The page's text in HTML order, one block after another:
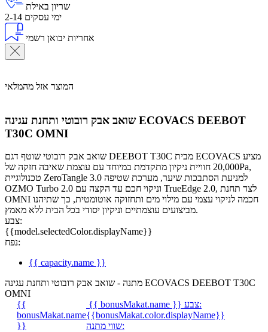
שריון באילת
2-14 ימי עסקים
אחריות יבואן רשמי
המוצר אזל מהמלאי
שואב אבק רובוטי ותחנת עגינה ECOVACS DEEBOT
T30C OMNI
שואב אבק רובוטי שוטף דגם DEEBOT T30C מבית ECOVACS מציע
חוויית ניקיון מתקדמת במיוחד עם עוצמת שאיבה חזקה של ‎20,000Pa‎,
טכנולוגיית ZeroTangle 3.0 למניעת הסתבכות שיער, מערכת שטיפה
OZMO Turbo 2.0 וניקוי חכם עד הקצה עם TrueEdge 2.0, לצד תחנת
OMNI חכמה לניקוי עצמי עם מילוי מים ותחזוקה אוטומטית, כך שתיהנו
מביצועים עוצמתיים וניקיון יסודי בכל הבית ללא מאמץ.
צבע:
{{model.selectedColor.displayName}}
נפח:
{{ capacity.name }}
מתנה - שואב אבק רובוטי ותחנת עגינה ECOVACS DEEBOT T30C
OMNI
{{
bonusMakat.name
}}
{{ bonusMakat.name }}
צבע:
{{bonusMakat.color.displayName}}
שווי מתנה: